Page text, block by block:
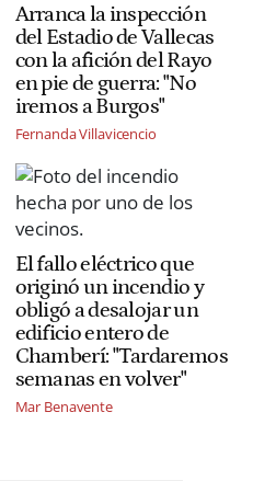
Arranca la inspección
del Estadio de Vallecas
con la afición del Rayo
en pie de guerra: "No
iremos a Burgos"
Fernanda Villavicencio
El fallo eléctrico que
originó un incendio y
obligó a desalojar un
edificio entero de
Chamberí: "Tardaremos
semanas en volver"
Mar Benavente